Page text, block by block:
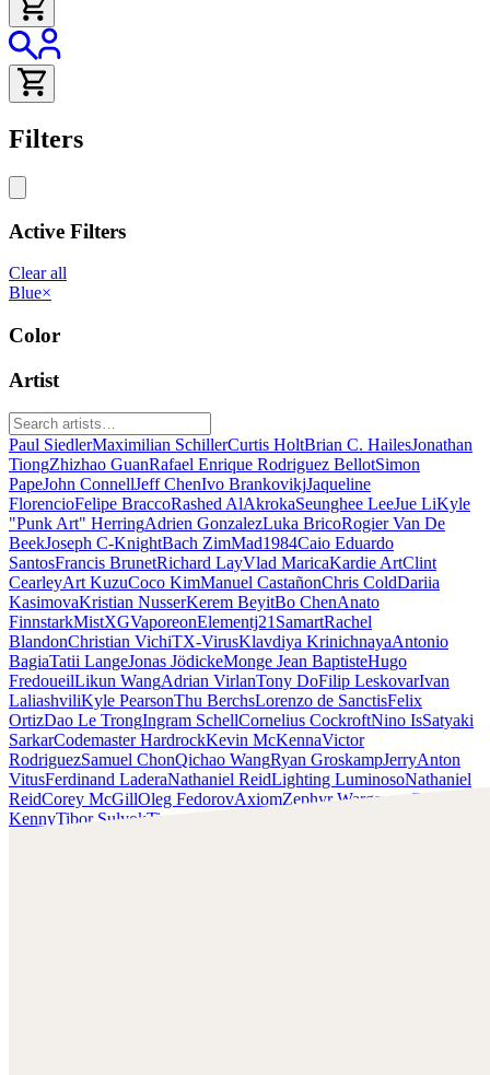
Filters
Active Filters
Clear all
Blue×
Color
Artist
Paul SiedlerMaximilian SchillerCurtis HoltBrian C. HailesJonathan
TiongZhizhao GuanRafael Enrique Rodriguez BellotSimon
PapeJohn ConnellJeff ChenIvo BrankovikjJaqueline
FlorencioFelipe BraccoRashed AlAkrokaSeunghee LeeJue LiKyle
"Punk Art" HerringAdrien GonzalezLuka BricoRogier Van De
BeekJoseph C-KnightBach ZimMad1984Caio Eduardo
SantosFrancis BrunetRichard LayVlad MaricaKardie ArtClint
CearleyArt KuzuCoco KimManuel CastañonChris ColdDariia
KasimovaKristian NusserKerem BeyitBo ChenAnato
FinnstarkMistXGVaporeonElementj21SamartRachel
BlandonChristian VichiTX-VirusKlavdiya KrinichnayaAntonio
BagiaTatii LangeJonas JödickeMonge Jean BaptisteHugo
FredoueilLikun WangAdrian VirlanTony DoFilip LeskovarIvan
LaliashviliKyle PearsonThu BerchsLorenzo de SanctisFelix
OrtizDao Le TrongIngram SchellCornelius CockroftNino IsSatyaki
SarkarCodemaster HardrockKevin McKennaVictor
RodriguezSamuel ChonQichao WangRyan GroskampJerryAnton
VitusFerdinand LaderaNathaniel ReidLighting LuminosoNathaniel
ReidCorey McGillOleg FedorovAxiomZephyr Wargames
Gonzalo
KennyTibor SulyokTimmy the Sorcerer